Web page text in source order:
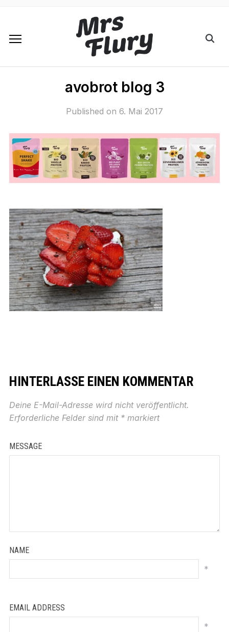
avobrot blog 3
Published on 6. Mai 2017
HINTERLASSE EINEN KOMMENTAR
Deine E-Mail-Adresse wird nicht veröffentlicht.
Erforderliche Felder sind mit *markiert
MESSAGE
NAME
*
EMAIL ADDRESS
*